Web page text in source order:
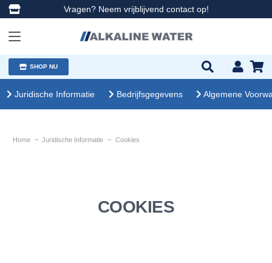
Vragen? Neem vrijblijvend contact op!
SHOP NU
Juridische Informatie Bedrijfsgegevens Algemene
Home ~ Juridische Informatie ~ Cookies
COOKIES